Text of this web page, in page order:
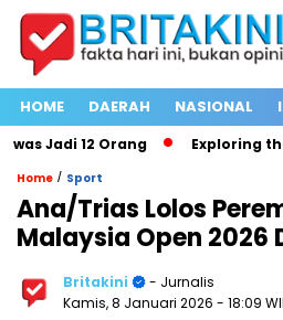
HOME DAERAH NASIONAL
Jadi 12 Orang Exploring the
Home / Sport
Ana/Trias Lolos
Malaysia Open 2026
Britakini
- Jurnalis
Kamis, 8 Januari 2026 - 18:09